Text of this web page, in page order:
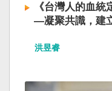
《台灣人的血統
—凝聚共識，建
洪昱睿